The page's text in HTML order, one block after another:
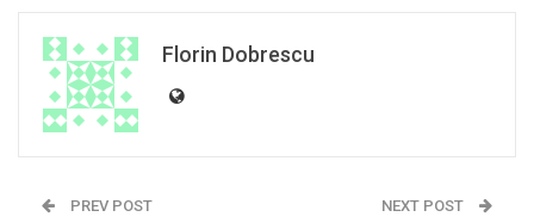
Florin Dobrescu
PREV POST NEXT POST